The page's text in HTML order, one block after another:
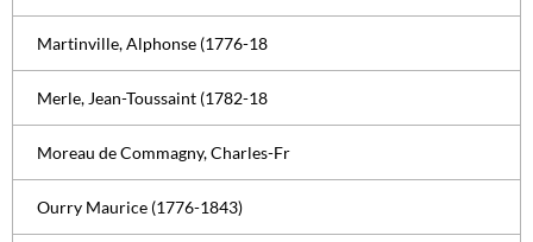
Martinville, Alphonse (1776-18
Merle, Jean-Toussaint (1782-18
Moreau de Commagny, Charles-Fr
Ourry Maurice (1776-1843)